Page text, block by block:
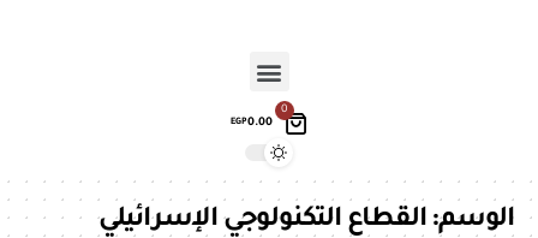
0
EGP0.00
الوسم:القطاع التكنولوجي الإسرائيلي